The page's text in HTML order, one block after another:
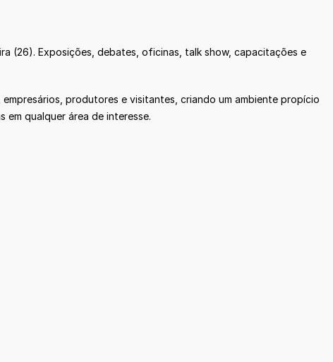
(26). Exposições, debates, oficinas, talk show, capacitações e
produtores e visitantes, criando um ambiente propício
qualquer área de interesse.